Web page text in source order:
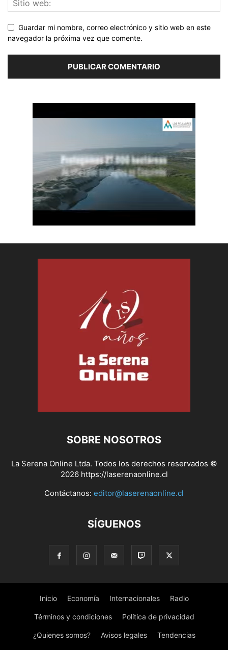
Guardar mi nombre, correo electrónico y sitio web en este
navegador la próxima vez que comente.
SOBRE NOSOTROS
La Serena Online Ltda. Todos los derechos reservados ©
2026 https://laserenaonline.cl
Contáctanos: editor@laserenaonline.cl
SÍGUENOS
Inicio Economía Internacionales Radio
Términos y condiciones Política de privacidad
¿Quienes somos? Avisos legales Tendencias